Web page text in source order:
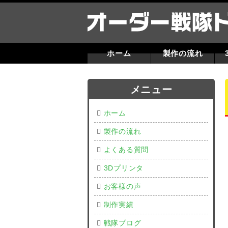
ホーム 製作の流れ
メニュー
ホーム
製作の流れ
よくある質問
3Dプリンタ
お客様の声
制作実績
戦隊ブログ